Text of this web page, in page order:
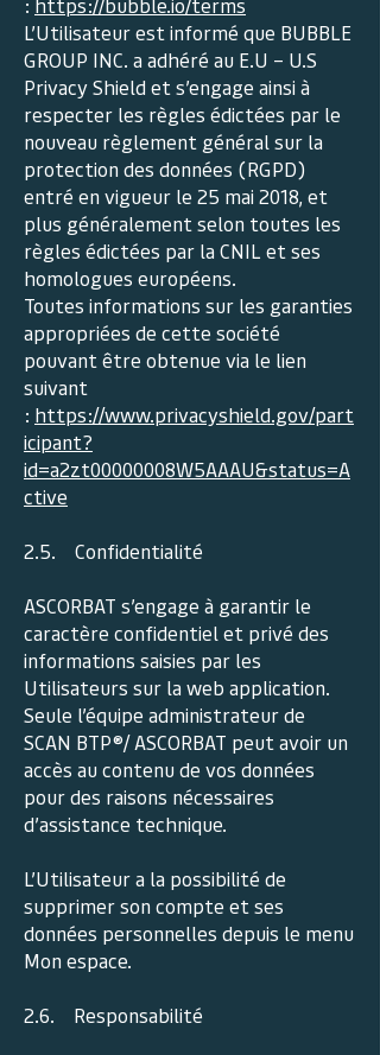
L’Utilisateur est informé que BUBBLE
GROUP INC. a adhéré au E.U – U.S
Privacy Shield et s’engage ainsi à
respecter les règles édictées par le
nouveau règlement général sur la
protection des données (RGPD)
entré en vigueur le 25 mai 2018, et
plus généralement selon toutes les
règles édictées par la CNIL et ses
homologues européens.
Toutes informations sur les garanties
appropriées de cette société
pouvant être obtenue via le lien
suivant
: https://www.privacyshield.gov/part
icipant?
id=a2zt00000008W5AAAU&status=A
ctive
2.5. Confidentialité
ASCORBAT s’engage à garantir le
caractère confidentiel et privé des
informations saisies par les
Utilisateurs sur la web application.
Seule l’équipe administrateur de
SCAN BTP®/ ASCORBAT peut avoir un
accès au contenu de vos données
pour des raisons nécessaires
d’assistance technique.
L’Utilisateur a la possibilité de
supprimer son compte et ses
données personnelles depuis le menu
Mon espace.
2.6. Responsabilité